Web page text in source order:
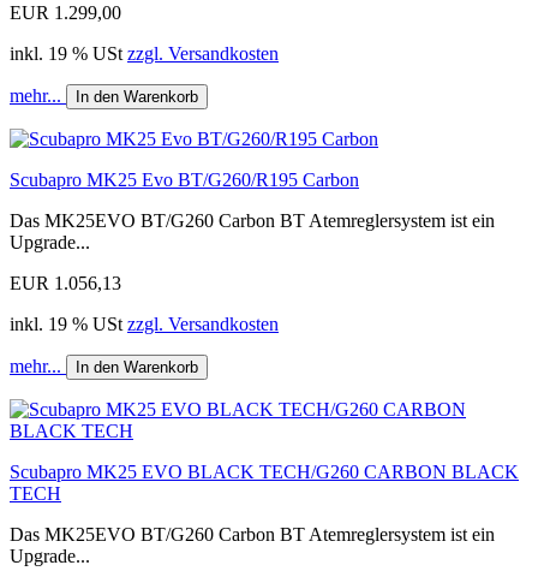
EUR 1.299,00
inkl. 19 % USt zzgl. Versandkosten
mehr... In den Warenkorb
Scubapro MK25 Evo BT/G260/R195 Carbon
Das MK25EVO BT/G260 Carbon BT Atemreglersystem ist ein
Upgrade...
EUR 1.056,13
inkl. 19 % USt zzgl. Versandkosten
mehr... In den Warenkorb
Scubapro MK25 EVO BLACK TECH/G260 CARBON BLACK
TECH
Das MK25EVO BT/G260 Carbon BT Atemreglersystem ist ein
Upgrade...